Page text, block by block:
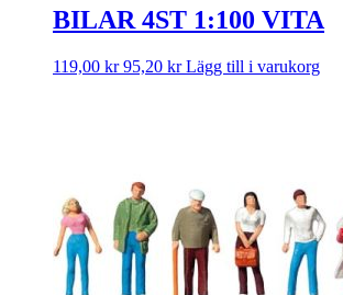
BILAR 4ST 1:100 VITA
119,00 kr 95,20 kr Lägg till i varukorg